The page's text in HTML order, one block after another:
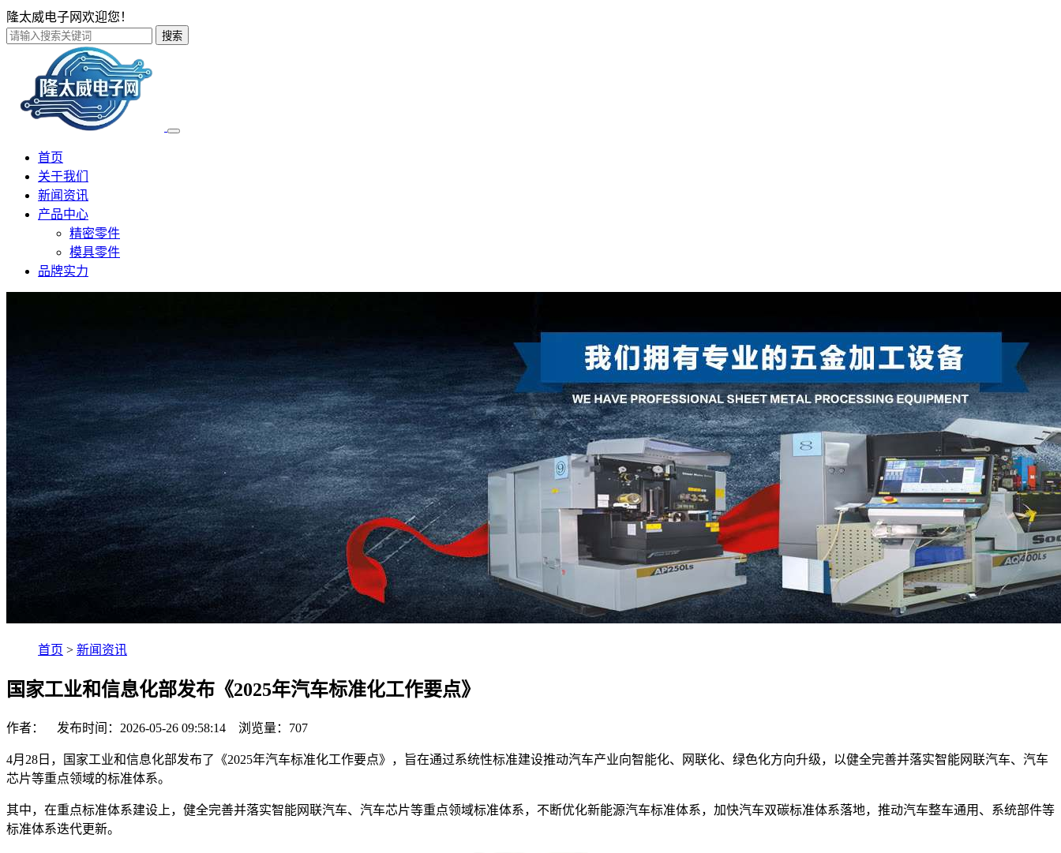
隆太威电子网欢迎您！
搜索
首页
关于我们
新闻资讯
产品中心
精密零件
模具零件
品牌实力
首页 > 新闻资讯
国家工业和信息化部发布《2025年汽车标准化工作要点》
作者： 发布时间：2026-05-26 09:58:14 浏览量： 707
4月28日，国家工业和信息化部发布了《2025年汽车标准化工作要点》，旨在通过系统性标准建设推动汽车产业向智能化、网联化、绿色化方向升级，以健全完善并落实智能网联汽车、汽车
芯片等重点领域的标准体系。
其中，在重点标准体系建设上，健全完善并落实智能网联汽车、汽车芯片等重点领域标准体系，不断优化新能源汽车标准体系，加快汽车双碳标准体系落地，推动汽车整车通用、系统部件等
标准体系迭代更新。